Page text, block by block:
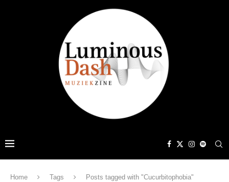
Home Tags Posts tagged with "Cucurbitophobia"